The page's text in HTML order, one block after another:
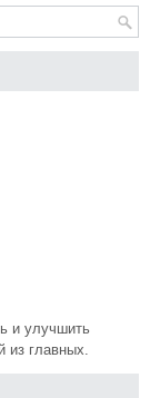
и улучшить
из главных.